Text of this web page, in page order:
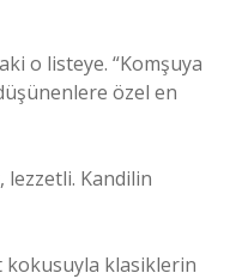
o listeye. “Komşuya
özel en
lezzetli. Kandilin
kokusuyla klasiklerin